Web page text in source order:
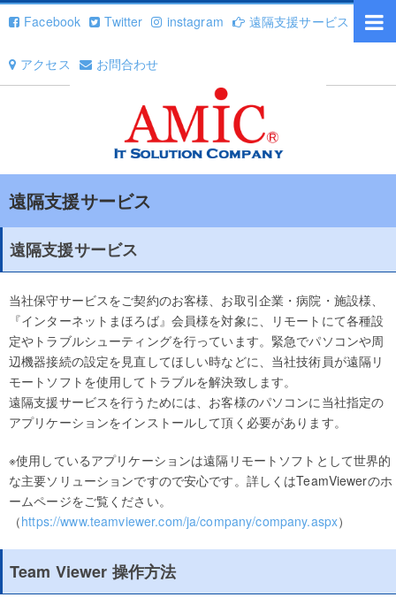
Facebook Twitter instagram 遠隔支援サービス
アクセス お問合わせ
遠隔支援サービス
遠隔支援サービス
当社保守サービスをご契約のお客様、お取引企業・病院・施設様、
『インターネットまほろば』会員様を対象に、リモートにて各種設
定やトラブルシューティングを行っています。緊急でパソコンや周
辺機器接続の設定を見直してほしい時などに、当社技術員が遠隔リ
モートソフトを使用してトラブルを解決致します。
遠隔支援サービスを行うためには、お客様のパソコンに当社指定の
アプリケーションをインストールして頂く必要があります。
※使用しているアプリケーションは遠隔リモートソフトとして世界的
な主要ソリューションですので安心です。詳しくはTeamViewerのホ
ームページをご覧ください。
（https://www.teamviewer.com/ja/company/company.aspx）
Team Viewer 操作方法